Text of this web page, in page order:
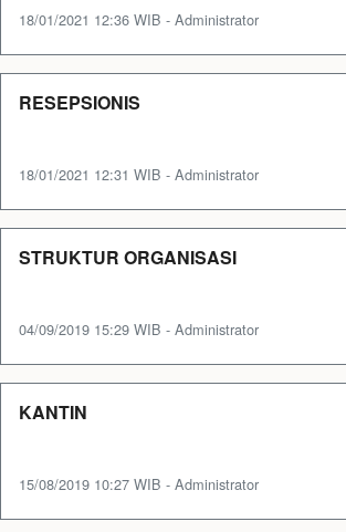
18/01/2021 12:36 WIB - Administrator
RESEPSIONIS
18/01/2021 12:31 WIB - Administrator
STRUKTUR ORGANISASI
04/09/2019 15:29 WIB - Administrator
KANTIN
15/08/2019 10:27 WIB - Administrator